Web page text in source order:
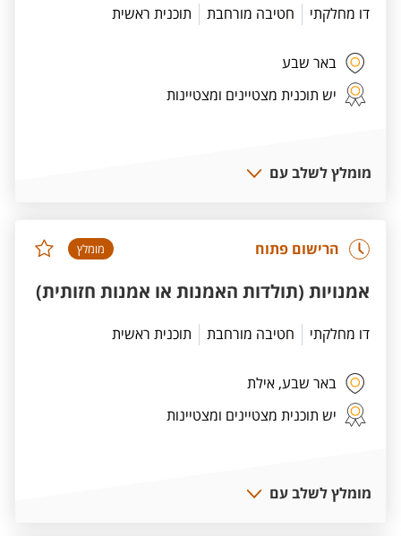
דו מחלקתי חטיבה מורחבת תוכנית ראשית
באר שבע
יש תוכנית מצטיינים ומצטיינות
מומלץ לשלב עם
מומלץ הרישום פתוח
אמנויות (תולדות האמנות או אמנות חזותית)
דו מחלקתי חטיבה מורחבת תוכנית ראשית
באר שבע, אילת
יש תוכנית מצטיינים ומצטיינות
מומלץ לשלב עם